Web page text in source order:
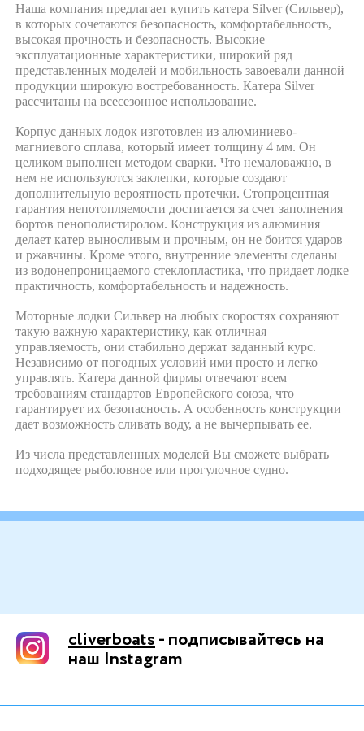
Наша компания предлагает купить катера Silver (Сильвер),
в которых сочетаются безопасность, комфортабельность,
высокая прочность и безопасность. Высокие
эксплуатационные характеристики, широкий ряд
представленных моделей и мобильность завоевали данной
продукции широкую востребованность. Катера Silver
рассчитаны на всесезонное использование.
Корпус данных лодок изготовлен из алюминиево-
магниевого сплава, который имеет толщину 4 мм. Он
целиком выполнен методом сварки. Что немаловажно, в
нем не используются заклепки, которые создают
дополнительную вероятность протечки. Стопроцентная
гарантия непотопляемости достигается за счет заполнения
бортов пенополистиролом. Конструкция из алюминия
делает катер выносливым и прочным, он не боится ударов
и ржавчины. Кроме этого, внутренние элементы сделаны
из водонепроницаемого стеклопластика, что придает лодке
практичность, комфортабельность и надежность.
Моторные лодки Сильвер на любых скоростях сохраняют
такую важную характеристику, как отличная
управляемость, они стабильно держат заданный курс.
Независимо от погодных условий ими просто и легко
управлять. Катера данной фирмы отвечают всем
требованиям стандартов Европейского союза, что
гарантирует их безопасность. А особенность конструкции
дает возможность сливать воду, а не вычерпывать ее.
Из числа представленных моделей Вы сможете выбрать
подходящее рыболовное или прогулочное судно.
cliverboats- подписывайтесь на
наш Instagram